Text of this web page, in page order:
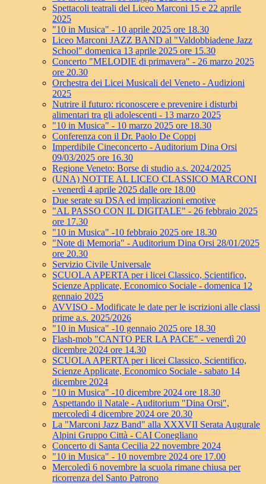
Spettacoli teatrali del Liceo Marconi 15 e 22 aprile
2025
"10 in Musica" - 10 aprile 2025 ore 18.30
Liceo Marconi JAZZ BAND al "Valdobbiadene Jazz
School" domenica 13 aprile 2025 ore 15.30
Concerto "MELODIE di primavera" - 26 marzo 2025
ore 20.30
Orchestra dei Licei Musicali del Veneto - Audizioni
2025
Nutrire il futuro: riconoscere e prevenire i disturbi
alimentari tra gli adolescenti - 13 marzo 2025
"10 in Musica" - 10 marzo 2025 ore 18.30
Conferenza con il Dr. Paolo De Coppi
Imperdibile Cineconcerto - Auditorium Dina Orsi
09/03/2025 ore 16.30
Regione Veneto: Borse di studio a.s. 2024/2025
(UNA) NOTTE AL LICEO CLASSICO MARCONI
- venerdì 4 aprile 2025 dalle ore 18.00
Due serate su DSA ed implicazioni emotive
"AL PASSO CON IL DIGITALE" - 26 febbraio 2025
ore 17.30
"10 in Musica" -10 febbraio 2025 ore 18.30
"Note di Memoria" - Auditorium Dina Orsi 28/01/2025
ore 20.30
Servizio Civile Universale
SCUOLA APERTA per i licei Classico, Scientifico,
Scienze Applicate, Economico Sociale - domenica 12
gennaio 2025
AVVISO - Modificate le date per le iscrizioni alle classi
prime a.s. 2025/2026
"10 in Musica" -10 gennaio 2025 ore 18.30
Flash-mob "CANTO PER LA PACE" - venerdì 20
dicembre 2024 ore 14.30
SCUOLA APERTA per i licei Classico, Scientifico,
Scienze Applicate, Economico Sociale - sabato 14
dicembre 2024
"10 in Musica" -10 dicembre 2024 ore 18.30
Aspettando il Natale - Auditorium "Dina Orsi",
mercoledì 4 dicembre 2024 ore 20.30
La "Marconi Jazz Band" alla XXXVII Serata Augurale
Alpini Gruppo Città - CAI Conegliano
Concerto di Santa Cecilia 22 novembre 2024
"10 in Musica" - 10 novembre 2024 ore 17.00
Mercoledì 6 novembre la scuola rimane chiusa per
ricorrenza del Santo Patrono